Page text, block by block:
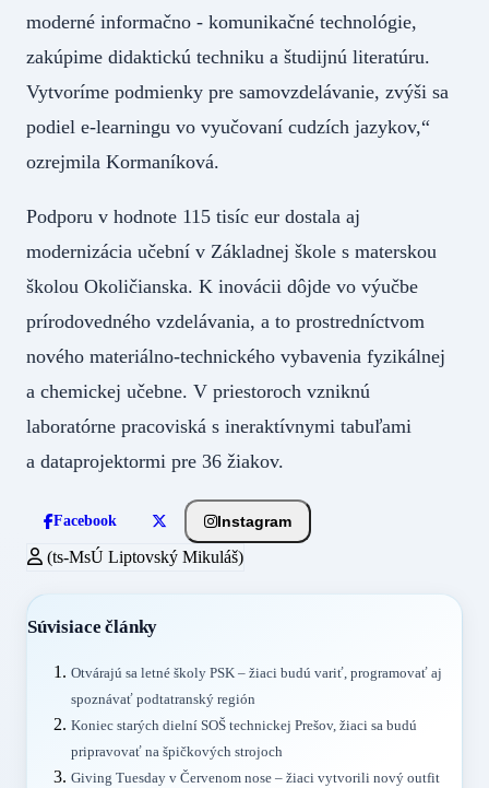
moderné informačno - komunikačné technológie,
zakúpime didaktickú techniku a študijnú literatúru.
Vytvoríme podmienky pre samovzdelávanie, zvýši sa
podiel e-learningu vo vyučovaní cudzích jazykov,“
ozrejmila Kormaníková.
Podporu v hodnote 115 tisíc eur dostala aj
modernizácia učební v Základnej škole s materskou
školou Okoličianska. K inovácii dôjde vo výučbe
prírodovedného vzdelávania, a to prostredníctvom
nového materiálno-technického vybavenia fyzikálnej
a chemickej učebne. V priestoroch vzniknú
laboratórne pracoviská s ineraktívnymi tabuľami
a dataprojektormi pre 36 žiakov.
Facebook Instagram
(ts-MsÚ Liptovský Mikuláš)
Súvisiace články
Otvárajú sa letné školy PSK – žiaci budú variť, programovať aj
spoznávať podtatranský región
Koniec starých dielní SOŠ technickej Prešov, žiaci sa budú
pripravovať na špičkových strojoch
Giving Tuesday v Červenom nose – žiaci vytvorili nový outfit